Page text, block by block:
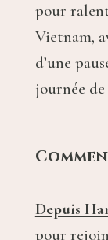
pour
Vietnam,
d’une
journée
Depuis
pour